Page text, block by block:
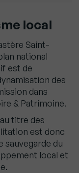
local
Saint-
national
est de
des
dans
& Patrimoine.
titre des
est donc
sauvegarde du
local et